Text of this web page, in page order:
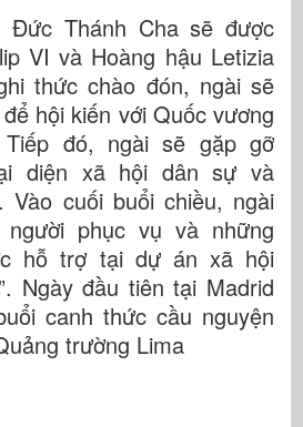
Đức Thánh Cha sẽ được
VI và Hoàng hậu Letizia
thức chào đón, ngài sẽ
hội kiến với Quốc vương
đó, ngài sẽ gặp gỡ
diện xã hội dân sự và
Vào cuối buổi chiều, ngài
phục vụ và những
hỗ trợ tại dự án xã hội
Ngày đầu tiên tại Madrid
canh thức cầu nguyện
trường Lima